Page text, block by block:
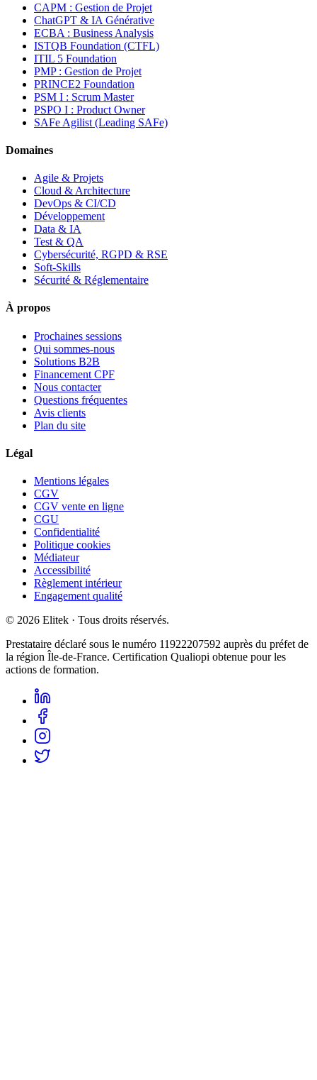
CAPM : Gestion de Projet
ChatGPT & IA Générative
ECBA : Business Analysis
ISTQB Foundation (CTFL)
ITIL 5 Foundation
PMP : Gestion de Projet
PRINCE2 Foundation
PSM I : Scrum Master
PSPO I : Product Owner
SAFe Agilist (Leading SAFe)
Domaines
Agile & Projets
Cloud & Architecture
DevOps & CI/CD
Développement
Data & IA
Test & QA
Cybersécurité, RGPD & RSE
Soft-Skills
Sécurité & Réglementaire
À propos
Prochaines sessions
Qui sommes-nous
Solutions B2B
Financement CPF
Nous contacter
Questions fréquentes
Avis clients
Plan du site
Légal
Mentions légales
CGV
CGV vente en ligne
CGU
Confidentialité
Politique cookies
Médiateur
Accessibilité
Règlement intérieur
Engagement qualité
© 2026 Elitek · Tous droits réservés.
Prestataire déclaré sous le numéro 11922207592 auprès du préfet de
la région Île-de-France. Certification Qualiopi obtenue pour les
actions de formation.